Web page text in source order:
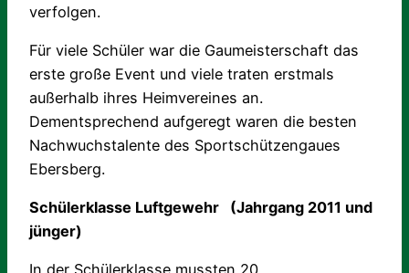
verfolgen.
Für viele Schüler war die Gaumeisterschaft das
erste große Event und viele traten erstmals
außerhalb ihres Heimvereines an.
Dementsprechend aufgeregt waren die besten
Nachwuchstalente des Sportschützengaues
Ebersberg.
Schülerklasse Luftgewehr (Jahrgang 2011 und
jünger)